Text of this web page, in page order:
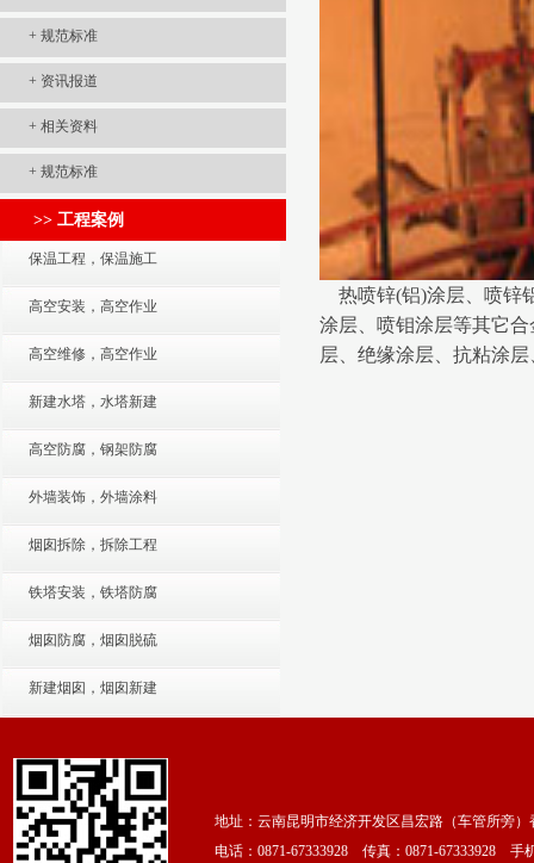
+ 规范标准
+ 资讯报道
+ 相关资料
+ 规范标准
>> 工程案例
保温工程，保温施工
高空安装，高空作业
高空维修，高空作业
新建水塔，水塔新建
高空防腐，钢架防腐
外墙装饰，外墙涂料
烟囱拆除，拆除工程
铁塔安装，铁塔防腐
烟囱防腐，烟囱脱硫
新建烟囱，烟囱新建
热喷锌(铝)涂层、喷锌
涂层、喷钼涂层等其它
层、绝缘涂层、抗粘涂
地址：云南昆明市经济开发区昌宏路（车管所旁
电话：0871-67333928 传真：0871-67333928 手